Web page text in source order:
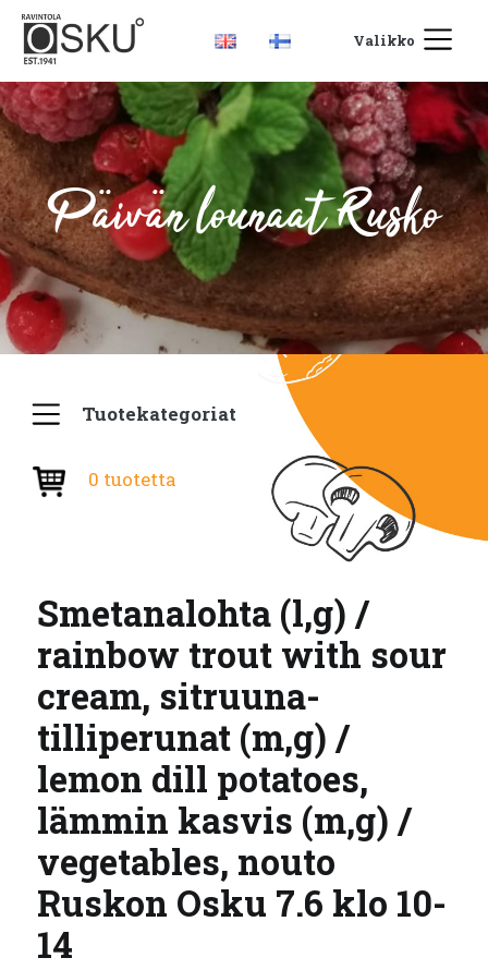
Valikko
Päivän lounaat Rusko
Tuotekategoriat
0 tuotetta
Smetanalohta (l,g) /
rainbow trout with sour
cream, sitruuna-
tilliperunat (m,g) /
lemon dill potatoes,
lämmin kasvis (m,g) /
vegetables, nouto
Ruskon Osku 7.6 klo 10-
14